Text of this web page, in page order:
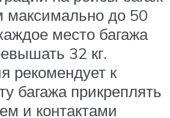
до 50
место багажа
32 кг.
рекомендует к
багажа прикреплять
и контактами